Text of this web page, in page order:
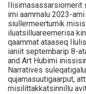
imi aammalu 2023-
siullermeertumik
iluatsilluareernerisa
qaammat ataaseq
ianiit septembarip 8-
and Art Hubimi
Narratives
qujamasuutigaarput,
misilittakkatsinnillu